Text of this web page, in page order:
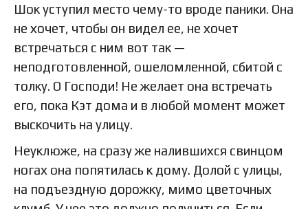
Шок уступил место чему-то вроде паники. Она
не хочет, чтобы он видел ее, не хочет
встречаться с ним вот так —
неподготовленной, ошеломленной, сбитой с
толку. О Господи! Не желает она встречать
его, пока Кэт дома и в любой момент может
выскочить на улицу.
Неуклюже, на сразу же налившихся свинцом
ногах она попятилась к дому. Долой с улицы,
на подъездную дорожку, мимо цветочных